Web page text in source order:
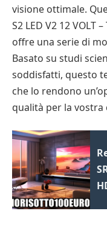
visione ottimale.
S2 LED V2 12 VOLT
offre una serie di
Basato su studi
soddisfatti, questo
che lo rendono
qualità per la vostra